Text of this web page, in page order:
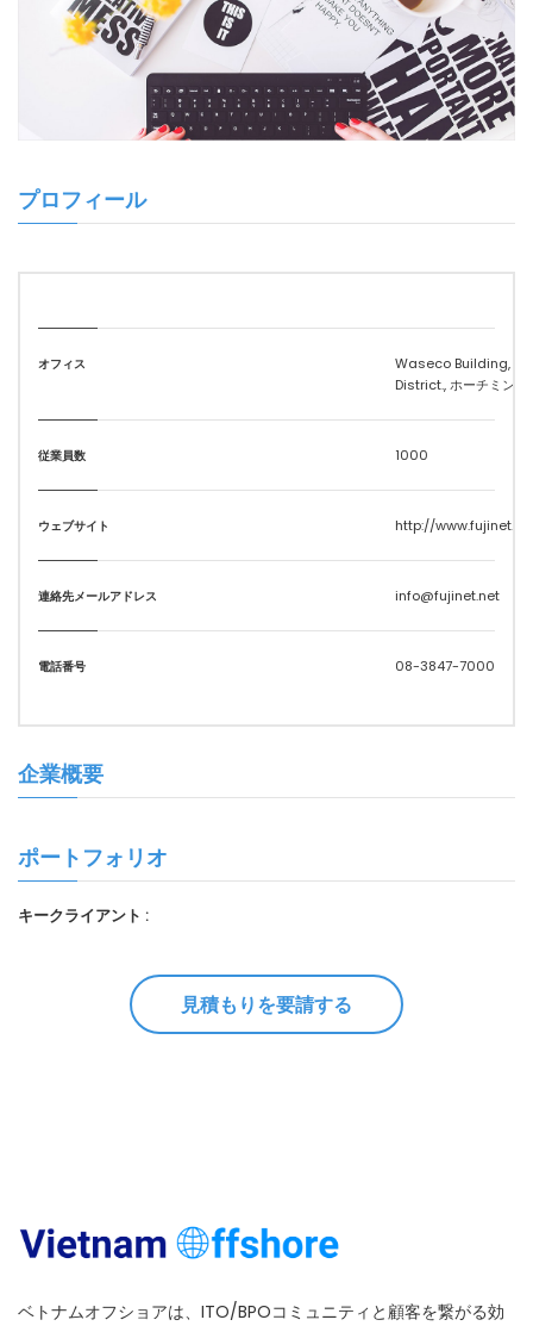
プロフィール
オフィス
Waseco Building, 10
District., ホーチミン
従業員数 1000
ウェブサイト http://
連絡先メールアドレス info@fujinet.net
電話番号 08-3847-7000
企業概要
ポートフォリオ
キークライアント :
見積もりを要請する
ベトナムオフショアは、ITO/BPOコミュニティと顧客を繋がる効